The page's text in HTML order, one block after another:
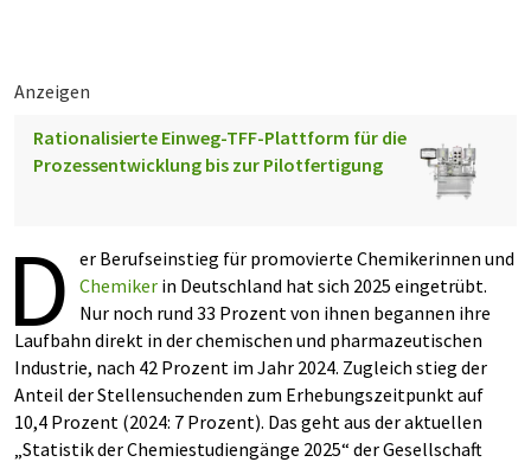
Anzeigen
Rationalisierte Einweg-TFF-Plattform für die
Prozessentwicklung bis zur Pilotfertigung
D er Berufseinstieg für promovierte Chemikerinnen und
Chemiker in Deutschland hat sich 2025 eingetrübt.
Nur noch rund 33 Prozent von ihnen begannen ihre
Laufbahn direkt in der chemischen und pharmazeutischen
Industrie, nach 42 Prozent im Jahr 2024. Zugleich stieg der
Anteil der Stellensuchenden zum Erhebungszeitpunkt auf
10,4 Prozent (2024: 7 Prozent). Das geht aus der aktuellen
„Statistik der Chemiestudiengänge 2025“ der Gesellschaft